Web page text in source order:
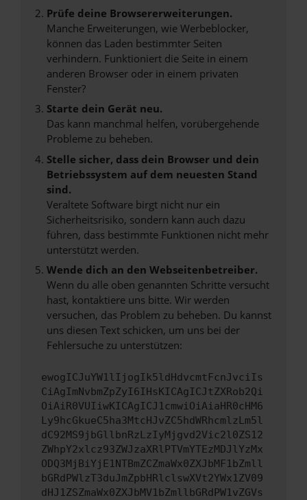
Prüfe deine Browsererweiterungen.
Manche Erweiterungen, wie Werbeblocker,
können das Laden bestimmter Seiten
verhindern. Funktioniert die Seite in einem
anderen Browser oder in einem privaten
Fenster?
Starte dein Gerät neu.
Das kann manchmal helfen, vorübergehende
Probleme zu beheben.
Stelle sicher, dass dein Browser und dein
Betriebssystem auf dem neuesten Stand
sind.
Veraltete Software birgt nicht nur ein
Sicherheitsrisiko, sondern kann auch dazu
führen, dass bestimmte Funktionen nicht mehr
unterstützt werden.
Wende dich an den Webseitenbetreiber.
Wenn du alle oben genannten Schritte versucht
hast, kontaktiere uns bitte. Wir werden
versuchen, das Problem zu beheben. Du kannst
uns diesen Text schicken, um uns bei der
Fehlersuche zu unterstützen:
ewogICJuYW1lIjogIk5ldHdvcmtFcnJvciIs
CiAgImNvbmZpZyI6IHsKICAgICJtZXRob2Qi
OiAiR0VUIiwKICAgICJ1cmwiOiAiaHR0cHM6
Ly9hcGkueC5ha3MtcHJvZC5hdWRhcmlzLm5l
dC92MS9jbGllbnRzLzIyMjgvd2Vic2l0ZS12
ZWhpY2xlcz93ZWJzaXRlPTVmYTEzMDJlYzMx
ODQ3MjBiYjE1NTBmZCZmaWx0ZXJbMF1bZmll
bGRdPWlzT3duJmZpbHRlclswXVt2YWx1ZV09
dHJ1ZSZmaWx0ZXJbMV1bZmllbGRdPW1vZGVs